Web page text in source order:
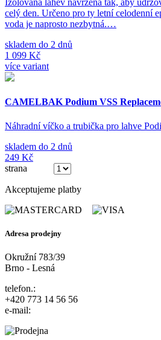
Izolovaná lahev navržená tak, aby
celý den. Určeno pro ty letní celodenní
voda je naprosto nezbytná.…
skladem do 2 dnů
1 099 Kč
více variant
CAMELBAK Podium VSS
Náhradní víčko a trubička pro lahve
skladem do 2 dnů
249 Kč
strana
Akceptujeme platby
Adresa prodejny
Okružní 783/39
Brno - Lesná
telefon.:
+420 773 14 56 56
e-mail: